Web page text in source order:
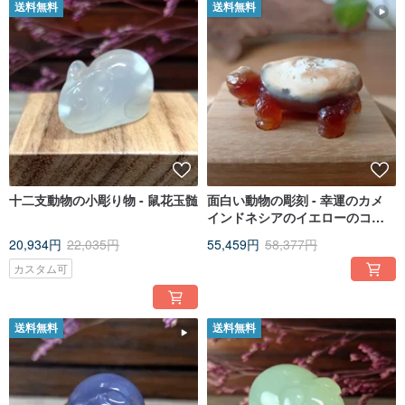
送料無料
十二支動物の小彫り物 - 鼠花玉髄
20,934円 22,035円
カスタム可
送料無料
面白い動物の彫刻 - 幸運のカメ
インドネシアのイエローのココ
55,459円 58,377円
送料無料 送料無料